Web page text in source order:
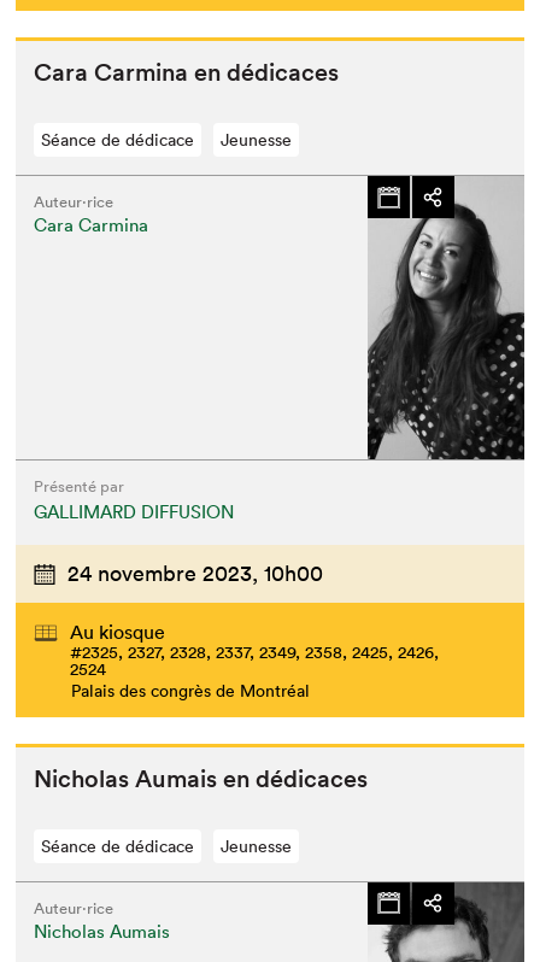
Cara Carmi­na en dédicaces
Séance de dédicace Jeunesse
Auteur·rice
Cara Carmina
Présenté par
GALLIMARD DIFFUSION
24 novembre 2023, 10h00
Au kiosque
#2325, 2327, 2328, 2337, 2349, 2358, 2425, 2426,
2524
Palais des congrès de Montréal
Nicholas Aumais en dédicaces
Séance de dédicace Jeunesse
Auteur·rice
Nicholas Aumais